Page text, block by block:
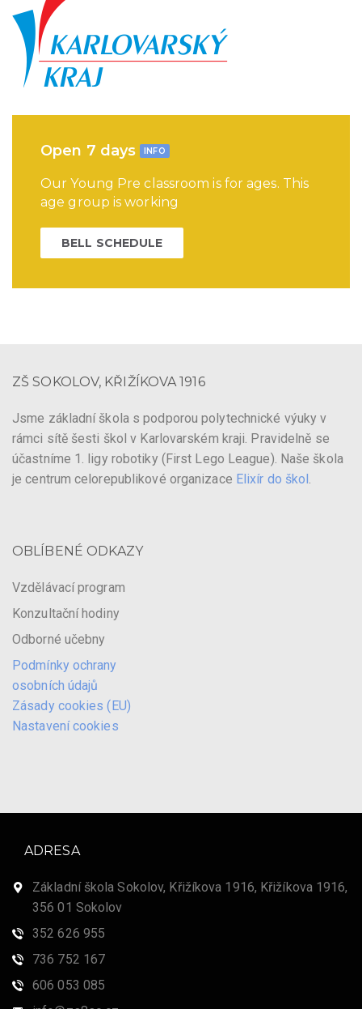
Open 7 days INFO
Our Young Pre classroom is for ages. This
age group is working
BELL SCHEDULE
ZŠ SOKOLOV, KŘIŽÍKOVA 1916
Jsme základní škola s podporou polytechnické výuky v
rámci sítě šesti škol v Karlovarském kraji. Pravidelně se
účastníme 1. ligy robotiky (First Lego League). Naše škola
je centrum celorepublikové organizace Elixír do škol
OBLÍBENÉ ODKAZY
Vzdělávací program
Konzultační hodiny
Odborné učebny
Podmínky ochrany
osobních údajů
Zásady cookies (EU)
Nastavení cookies
ADRESA
Základní škola Sokolov, Křižíkova 1916, Křižíkova 1916,
356 01 Sokolov
352 626 955
736 752 167
606 053 085